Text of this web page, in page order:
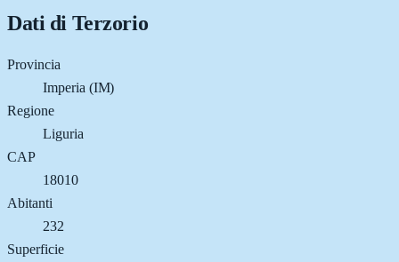
Dati di Terzorio
Provincia
Imperia (IM)
Regione
Liguria
CAP
18010
Abitanti
232
Superficie